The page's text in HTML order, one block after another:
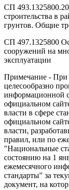
СП
строительства в
грунтов. Общие
СП 497.1325800
сооружений на
эксплуатации
Примечание - При
целесообразно
информационной
официальном
власти в сфере
официальном
власти,
правил, или по
"Национальные
состоянию на 1
ежемесячного
стандарты" за
документ, на